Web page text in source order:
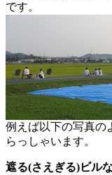
です。
例えば以下の写真の
らっしゃいます。
遮る(さえぎる)ビル